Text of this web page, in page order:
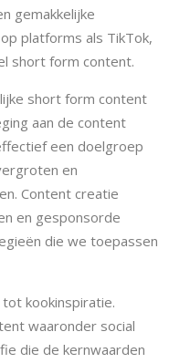
gemakkelijke
platforms als TikTok,
short form content.
short form content
aan de content
een doelgroep
en
Content creatie
en gesponsorde
die we toepassen
kookinspiratie.
waaronder social
die de kernwaarden